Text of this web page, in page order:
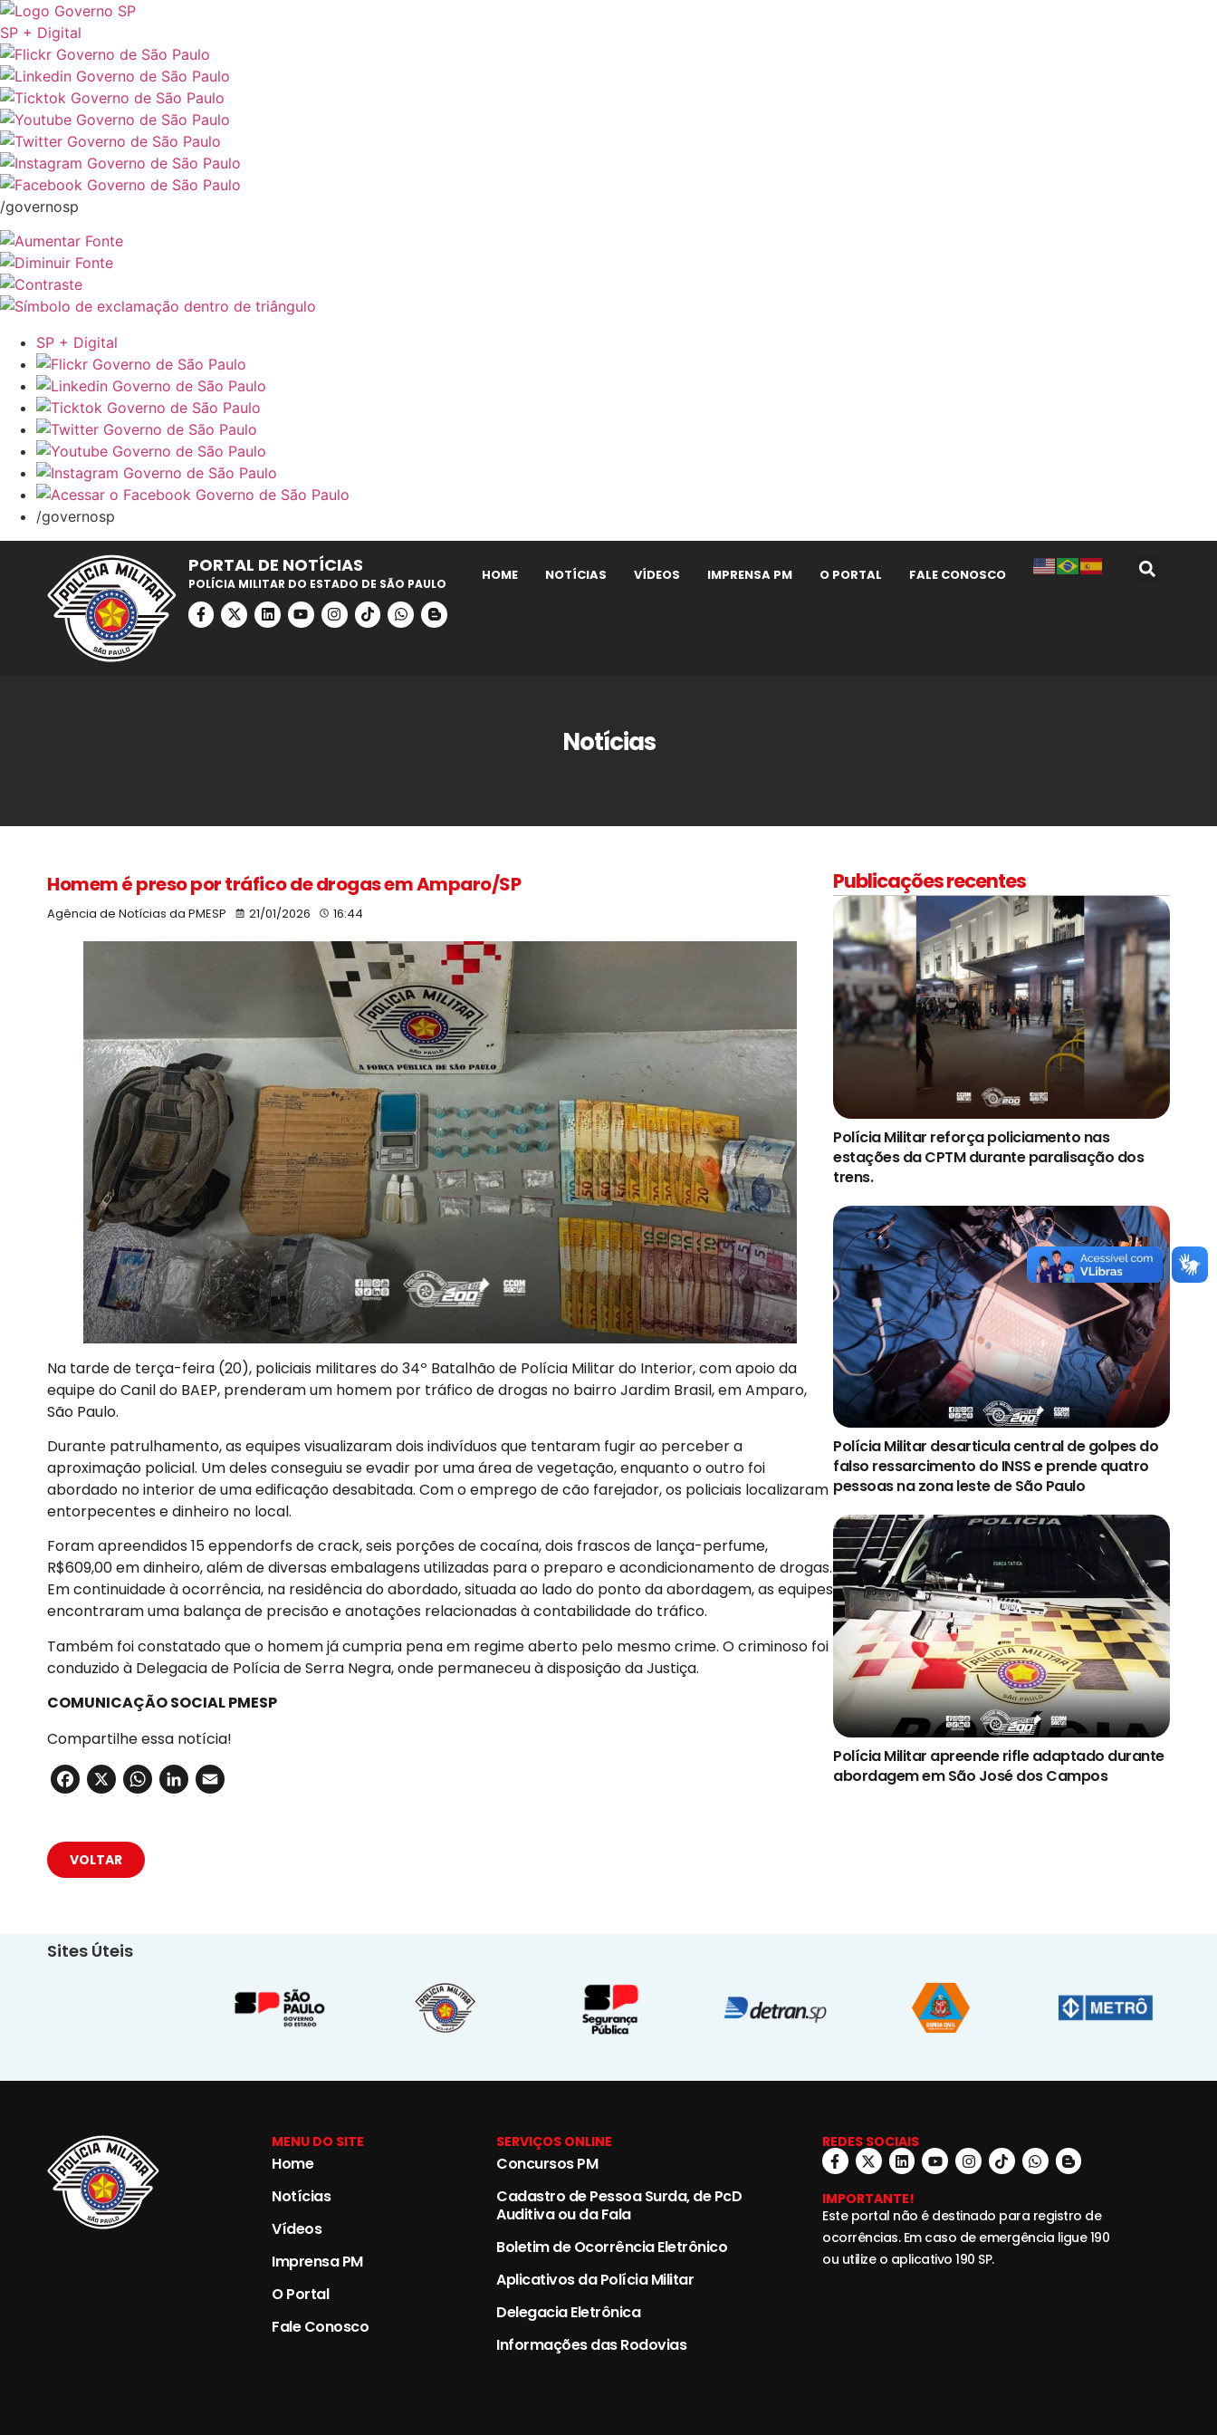
SP + Digital
/governosp
SP + Digital
/governosp
PORTAL DE NOTÍCIAS
POLÍCIA MILITAR DO ESTADO DE SÃO PAULO
HOME NOTÍCIAS VÍDEOS IMPRENSA PM O PORTAL FALE CONOSCO
Notícias
Homem é preso por tráfico de drogas em Amparo/SP
Agência de Notícias da PMESP 21/01/2026 16:44
Na tarde de terça-feira (20), policiais militares do 34º Batalhão de Polícia Militar do Interior, com apoio da
equipe do Canil do BAEP, prenderam um homem por tráfico de drogas no bairro Jardim Brasil, em Amparo,
São Paulo.
Durante patrulhamento, as equipes visualizaram dois indivíduos que tentaram fugir ao perceber a
aproximação policial. Um deles conseguiu se evadir por uma área de vegetação, enquanto o outro foi
abordado no interior de uma edificação desabitada. Com o emprego de cão farejador, os policiais localizaram
entorpecentes e dinheiro no local.
Foram apreendidos 15 eppendorfs de crack, seis porções de cocaína, dois frascos de lança-perfume,
R$609,00 em dinheiro, além de diversas embalagens utilizadas para o preparo e acondicionamento de drogas.
Em continuidade à ocorrência, na residência do abordado, situada ao lado do ponto da abordagem, as equipes
encontraram uma balança de precisão e anotações relacionadas à contabilidade do tráfico.
Também foi constatado que o homem já cumpria pena em regime aberto pelo mesmo crime. O criminoso foi
conduzido à Delegacia de Polícia de Serra Negra, onde permaneceu à disposição da Justiça.
COMUNICAÇÃO SOCIAL PMESP
Compartilhe essa notícia!
Facebook
X WhatsApp
LinkedIn
Publicações recentes
Polícia Militar reforça policiamento nas
estações da CPTM durante paralisação dos
trens.
Polícia Militar desarticula central de golpes do
falso ressarcimento do INSS e prende quatro
pessoas na zona leste de São Paulo
Polícia Militar apreende rifle adaptado durante
abordagem em São José dos Campos
VOLTAR
Sites Úteis
MENU DO SITE
Home
Notícias
Vídeos
Imprensa PM
O Portal
Fale Conosco
SERVIÇOS ONLINE
Concursos PM
Cadastro de Pessoa Surda, de PcD
Auditiva ou da Fala
Boletim de Ocorrência Eletrônico
Aplicativos da Polícia Militar
Delegacia Eletrônica
Informações das Rodovias
REDES SOCIAIS
IMPORTANTE!
Este portal não é destinado para registro de
ocorrências. Em caso de emergência ligue 190
ou utilize o aplicativo 190 SP.